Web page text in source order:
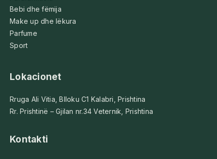
Bebi dhe fëmija
Make up dhe lëkura
Parfume
Sport
Lokacionet
Rruga Ali Vitia, Blloku C1 Kalabri, Prishtina
Rr. Prishtinë – Gjilan nr.34 Veternik, Prishtina
Kontakti